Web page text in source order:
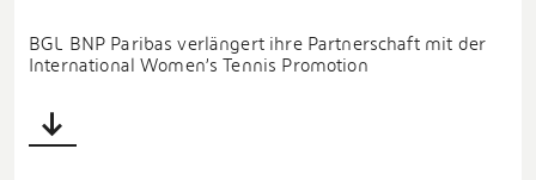
BGL BNP Paribas verlängert ihre Partnerschaft mit der
International Women’s Tennis Promotion